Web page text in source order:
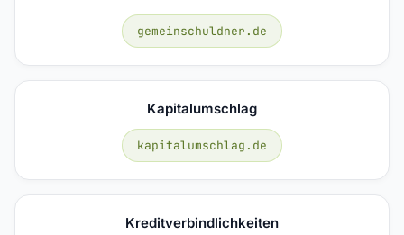
gemeinschuldner.de
Kapitalumschlag
kapitalumschlag.de
Kreditverbindlichkeiten